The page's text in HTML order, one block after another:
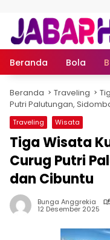
Beranda Bola
Beranda Traveling
Putri Palutungan,
Traveling Wisata
Tiga Wisata
Curug Putri
dan Cibuntu
Bunga Anggrekia
12 Desember 2025